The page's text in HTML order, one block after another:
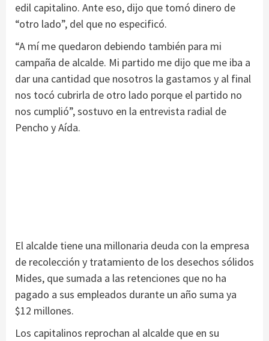
edil capitalino. Ante eso, dijo que tomó dinero de
“otro lado”, del que no especificó.
“A mí me quedaron debiendo también para mi
campaña de alcalde. Mi partido me dijo que me iba a
dar una cantidad que nosotros la gastamos y al final
nos tocó cubrirla de otro lado porque el partido no
nos cumplió”, sostuvo en la entrevista radial de
Pencho y Aída.
El alcalde tiene una millonaria deuda con la empresa
de recolección y tratamiento de los desechos sólidos
Mides, que sumada a las retenciones que no ha
pagado a sus empleados durante un año suma ya
$12 millones.
Los capitalinos reprochan al alcalde que en su